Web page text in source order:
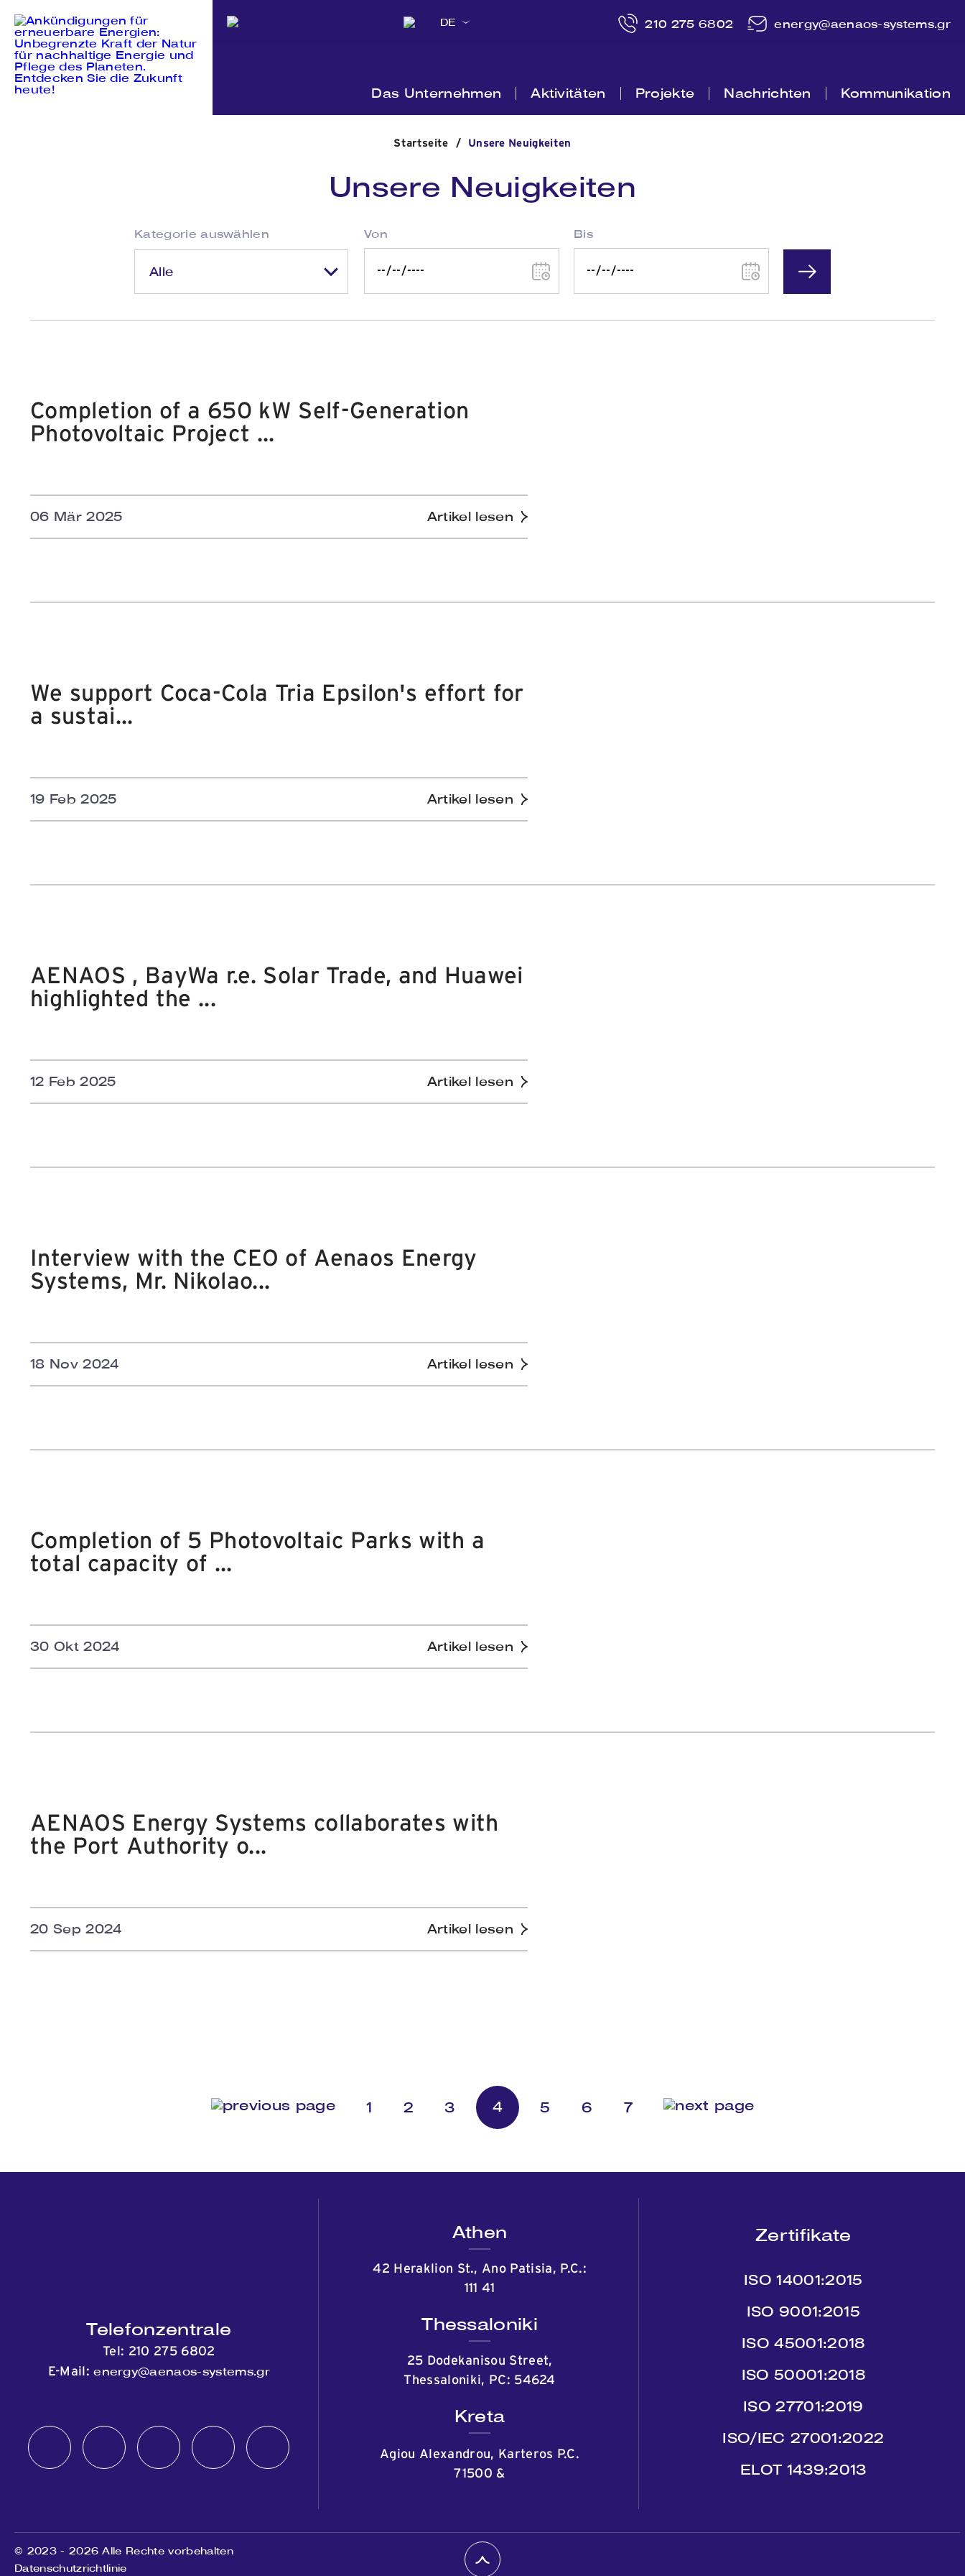
DE 210 275 6802 energy@aenaos-systems.gr
Das Unternehmen Aktivitäten Projekte Nachrichten Kommunikation
Startseite / Unsere Neuigkeiten
Unsere Neuigkeiten
Kategorie auswählen
Alle
Von Bis
Completion of a 650 kW Self-Generation
Photovoltaic Project ...
06 Mär 2025 Artikel lesen
We support Coca-Cola Tria Epsilon's effort for
a sustai...
19 Feb 2025 Artikel lesen
AENAOS , BayWa r.e. Solar Trade, and Huawei
highlighted the ...
12 Feb 2025 Artikel lesen
Interview with the CEO of Aenaos Energy
Systems, Mr. Nikolao...
18 Nov 2024 Artikel lesen
Completion of 5 Photovoltaic Parks with a
total capacity of ...
30 Okt 2024 Artikel lesen
AENAOS Energy Systems collaborates with
the Port Authority o...
20 Sep 2024 Artikel lesen
1 2 3 4 5 6 7
Telefonzentrale
Tel: 210 275 6802
E-Mail:energy@aenaos-systems.gr
Athen
42 Heraklion St., Ano Patisia, P.C.:
111 41
Thessaloniki
25 Dodekanisou Street,
Thessaloniki, PC: 54624
Kreta
Agiou Alexandrou, Karteros P.C.
71500 &
Zertifikate
ISO 14001:2015
ISO 9001:2015
ISO 45001:2018
ISO 50001:2018
ISO 27701:2019
ISO/IEC 27001:2022
ΕLΟΤ 1439:2013
© 2023 - 2026 Alle Rechte vorbehalten
Datenschutzrichtlinie